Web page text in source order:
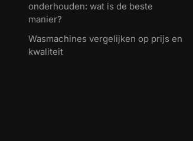
onderhouden: wat is de beste
manier?
Wasmachines vergelijken op prijs en
kwaliteit